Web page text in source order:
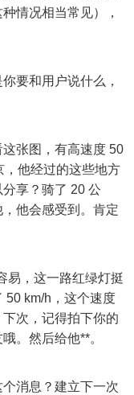
情况相当常见），
要和用户说什么，
张图，有高速度 50
，他经过的这些地方
享？骑了 20 公
他会感受到。肯定
易，这一路红绿灯挺
50 km/h，这个速度
次，记得拍下你的
。然后给他**。
消息？建立下一次